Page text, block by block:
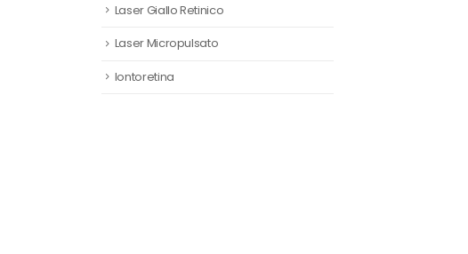
Laser Giallo Retinico
Laser Micropulsato
Iontoretina